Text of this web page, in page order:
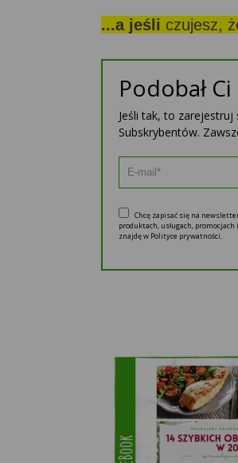
...a jeśli czujesz,
Podobał
Jeśli tak, to
Subskrybentów.
Chcę zapisać się na
produktach, usługach,
znajdę w Polityce prywatności.